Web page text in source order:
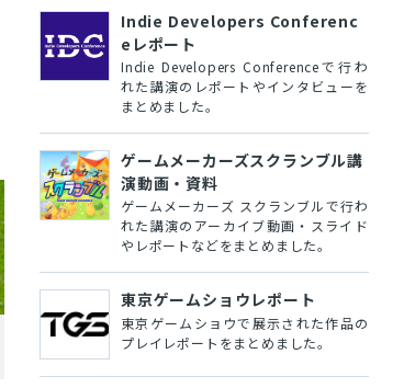
Indie Developers Conferenc
eレポート
Indie Developers Conferenceで行わ
れた講演のレポートやインタビューを
まとめました。
ゲームメーカーズスクランブル講
演動画・資料
ゲームメーカーズ スクランブルで行わ
れた講演のアーカイブ動画・スライド
やレポートなどをまとめました。
東京ゲームショウレポート
東京ゲームショウで展示された作品の
プレイレポートをまとめました。